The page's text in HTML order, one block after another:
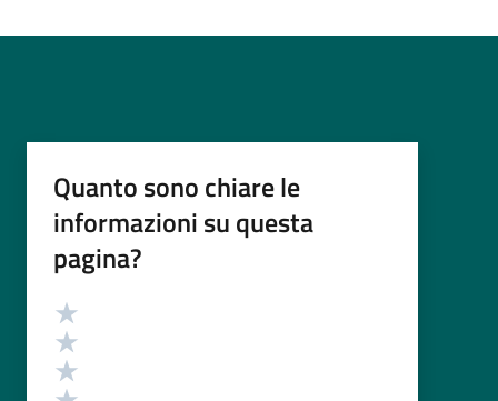
Quanto sono chiare le
informazioni su questa
pagina?
Valutazione